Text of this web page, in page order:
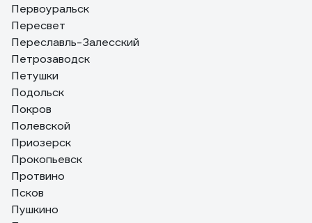
Первоуральск
Пересвет
Переславль-Залесский
Петрозаводск
Петушки
Подольск
Покров
Полевской
Приозерск
Прокопьевск
Протвино
Псков
Пушкино